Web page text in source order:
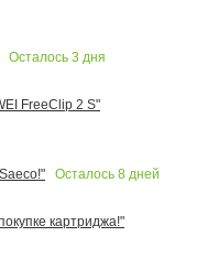
Осталось 3 дня
FreeClip 2 S"
Осталось 8 дней
картриджа!"